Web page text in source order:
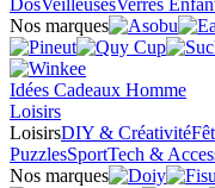
DosVeilleusesVerres
Nos marques
Idées Cadeaux Homme
Loisirs
LoisirsDIY & Créativité
PuzzlesSportTech &
Nos marques